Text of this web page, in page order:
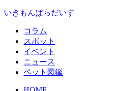
いきもんぱらだいす
コラム
スポット
イベント
ニュース
ペット図鑑